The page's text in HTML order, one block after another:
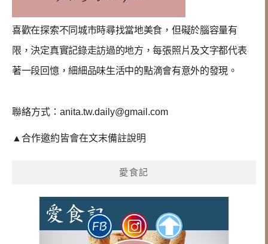
喜歡在探索不同城市時尋找當地美食，但礙於腦容量有
限，決定真實記錄走訪過的地方，每張照片及文字都代表
著一段回憶，細細品味生活中的點滴會有意外的發現 。
聯絡方式： anita.tw.daily@gmail.com
▲合作邀約皆會在文末備註說明
愛食記